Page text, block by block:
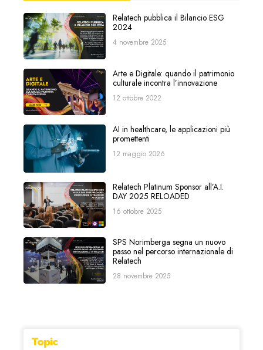
Relatech pubblica il Bilancio ESG
2024
4 novembre 2025
Arte e Digitale: quando il patrimonio
culturale incontra l’innovazione
12 ottobre 2022
AI in healthcare, le applicazioni più
promettenti
12 maggio 2026
Relatech Platinum Sponsor all’A.I.
DAY 2025 RELOADED
16 ottobre 2025
SPS Norimberga segna un nuovo
passo nel percorso internazionale di
Relatech
28 novembre 2025
Topic